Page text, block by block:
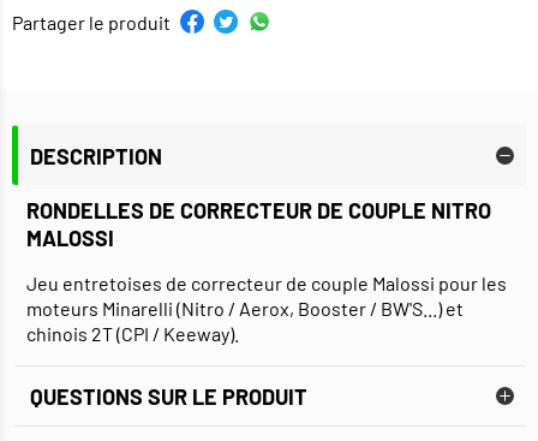
Partager le produit
DESCRIPTION
RONDELLES DE CORRECTEUR DE COUPLE NITRO
MALOSSI
Jeu entretoises de correcteur de couple Malossi pour les
moteurs Minarelli (Nitro / Aerox, Booster / BW'S...) et
chinois 2T (CPI / Keeway).
QUESTIONS SUR LE PRODUIT